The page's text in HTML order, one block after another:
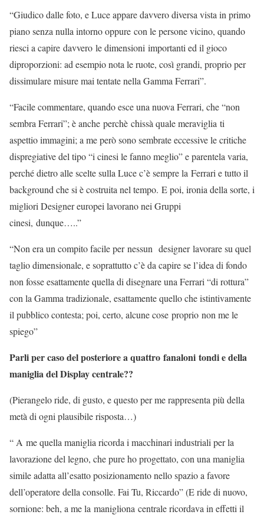
“Giudico dalle foto, e Luce appare davvero diversa vista in primo
piano senza nulla intorno oppure con le persone vicino, quando
riesci a capire davvero le dimensioni importanti ed il gioco
diproporzioni: ad esempio nota le ruote, così grandi, proprio per
dissimulare misure mai tentate nella Gamma Ferrari”.
“Facile commentare, quando esce una nuova Ferrari, che “non
sembra Ferrari”; è anche perchè chissà quale meraviglia ti
aspettio immagini; a me però sono sembrate eccessive le critiche
dispregiative del tipo “i cinesi le fanno meglio” e parentela varia,
perché dietro alle scelte sulla Luce c’è sempre la Ferrari e tutto il
background che si è costruita nel tempo. E poi, ironia della sorte, i
migliori Designer europei lavorano nei Gruppi
cinesi, dunque…..”
“Non era un compito facile per nessun designer lavorare su quel
taglio dimensionale, e soprattutto c’è da capire se l’idea di fondo
non fosse esattamente quella di disegnare una Ferrari “di rottura”
con la Gamma tradizionale, esattamente quello che istintivamente
il pubblico contesta; poi, certo, alcune cose proprio non me le
spiego”
Parli per caso del posteriore a quattro fanaloni tondi e della
maniglia del Display centrale??
(Pierangelo ride, di gusto, e questo per me rappresenta più della
metà di ogni plausibile risposta…)
“ A me quella maniglia ricorda i macchinari industriali per la
lavorazione del legno, che pure ho progettato, con una maniglia
simile adatta all’esatto posizionamento nello spazio a favore
dell’operatore della consolle. Fai Tu, Riccardo” (E ride di nuovo,
sornione: beh, a me la manigliona centrale ricordava in effetti il